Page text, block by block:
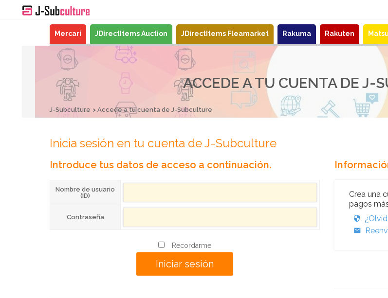
Mercari JDirectItems Auction JDirectItems Fleamarket Rakuma Rakuten
ACCEDE A TU CUENTA DE J-
J-Subculture Accede a tu cuenta de J-Subculture
Inicia sesión en tu cuenta de J-Subculture
Introduce tus datos de acceso a continuación.
Nombre de usuario
(ID)
Contraseña
Recordarme
Crea una
pagos